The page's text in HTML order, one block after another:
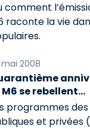
comment
raconte la vie
mai 2008
se rebellent...
programmes
et privées